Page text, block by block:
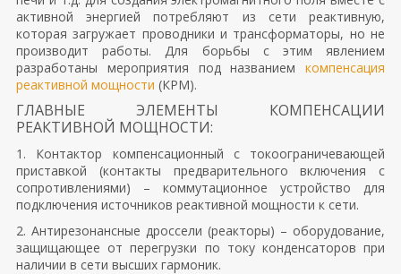
активной энергией потребляют из сети реактивную,
которая загружает проводники и трансформаторы, но не
производит работы. Для борьбы с этим явлением
разработаны мероприятия под названием компенсация
реактивной мощности (КРМ).
ГЛАВНЫЕ ЭЛЕМЕНТЫ КОМПЕНСАЦИИ
РЕАКТИВНОЙ МОЩНОСТИ:
1. Контактор компенсационный с токоограничевающей
приставкой (контакты предварительного включения с
сопротивлениями) – коммутационное устройство для
подключения источников реактивной мощности к сети.
2. Антирезонансные дроссели (реакторы) – оборудование,
защищающее от перегрузки по току конденсаторов при
наличии в сети высших гармоник.